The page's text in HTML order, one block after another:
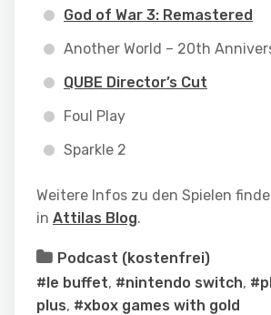
God of War 3: Remastered
Another World – 20th
QUBE Director’s Cut
Foul Play
Sparkle 2
Weitere Infos zu den Spielen
in Attilas Blog.
Podcast (kostenfrei)
#le buffet, #nintendo switch,
plus, #xbox games with gold